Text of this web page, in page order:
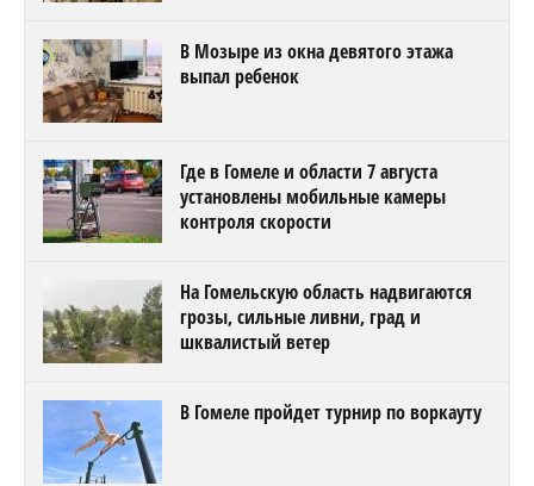
В Мозыре из окна девятого этажа
выпал ребенок
Где в Гомеле и области 7 августа
установлены мобильные камеры
контроля скорости
На Гомельскую область надвигаются
грозы, сильные ливни, град и
шквалистый ветер
В Гомеле пройдет турнир по воркауту